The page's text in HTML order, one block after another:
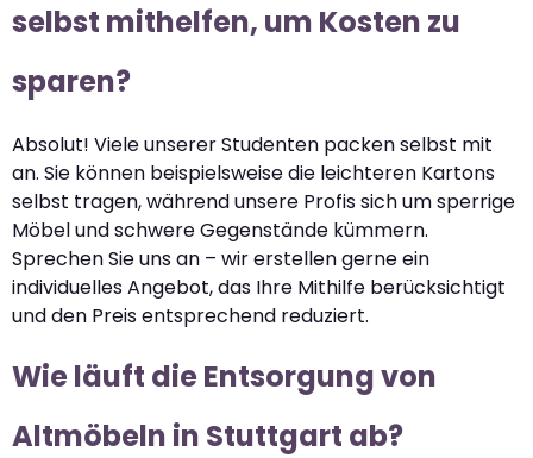
selbst mithelfen, um Kosten zu
sparen?
Absolut! Viele unserer Studenten packen selbst mit
an. Sie können beispielsweise die leichteren Kartons
selbst tragen, während unsere Profis sich um sperrige
Möbel und schwere Gegenstände kümmern.
Sprechen Sie uns an – wir erstellen gerne ein
individuelles Angebot, das Ihre Mithilfe berücksichtigt
und den Preis entsprechend reduziert.
Wie läuft die Entsorgung von
Altmöbeln in Stuttgart ab?